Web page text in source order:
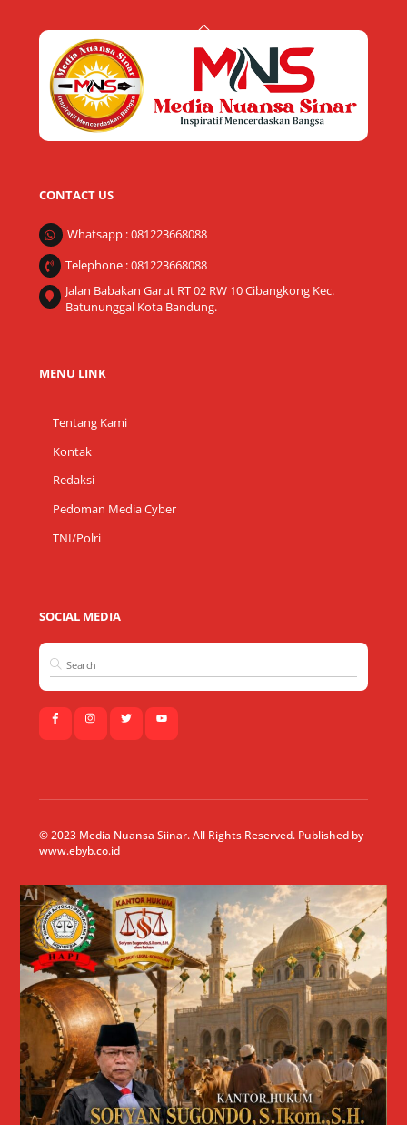
Back
Top
CONTACT US
Whatsapp : 081223668088
Telephone : 081223668088
Jalan Babakan Garut RT 02 RW 10 Cibangkong Kec.
Batununggal Kota Bandung.
MENU LINK
Tentang Kami
Kontak
Redaksi
Pedoman Media Cyber
TNI/Polri
SOCIAL MEDIA
© 2023 Media Nuansa Siinar. All Rights Reserved. Published by
www.ebyb.co.id